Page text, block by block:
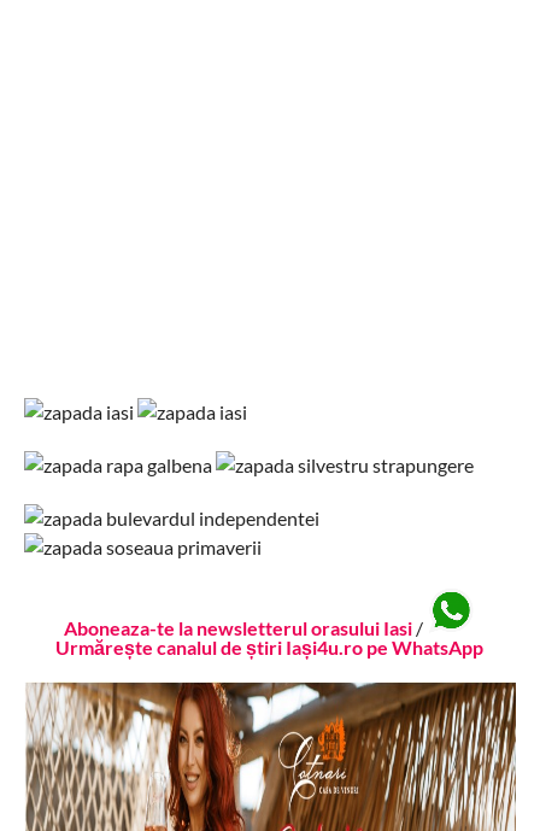
Aboneaza-te la newsletterul orasului Iasi /
Urmărește canalul de știri Iași4u.ro pe WhatsApp